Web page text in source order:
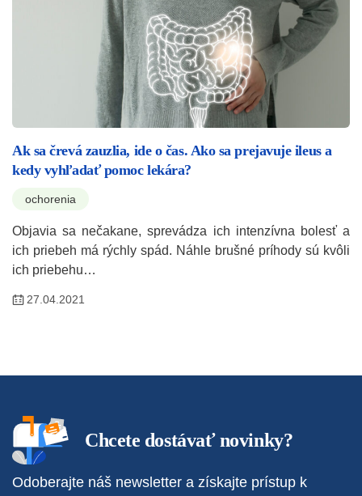
Ak sa črevá zauzlia, ide o čas. Ako sa prejavuje ileus a
kedy vyhľadať pomoc lekára?
ochorenia
Objavia sa nečakane, sprevádza ich intenzívna bolesť a
ich priebeh má rýchly spád. Náhle brušné príhody sú kvôli
ich priebehu…
27.04.2021
Chcete dostávať novinky?
Odoberajte náš newsletter a získajte prístup k